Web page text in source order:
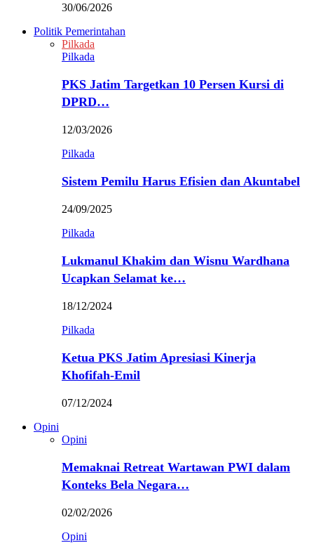
30/06/2026
Politik Pemerintahan
Pilkada
Pilkada
PKS Jatim Targetkan 10 Persen Kursi di
DPRD…
12/03/2026
Pilkada
Sistem Pemilu Harus Efisien dan Akuntabel
24/09/2025
Pilkada
Lukmanul Khakim dan Wisnu Wardhana
Ucapkan Selamat ke…
18/12/2024
Pilkada
Ketua PKS Jatim Apresiasi Kinerja
Khofifah-Emil
07/12/2024
Opini
Opini
Memaknai Retreat Wartawan PWI dalam
Konteks Bela Negara…
02/02/2026
Opini